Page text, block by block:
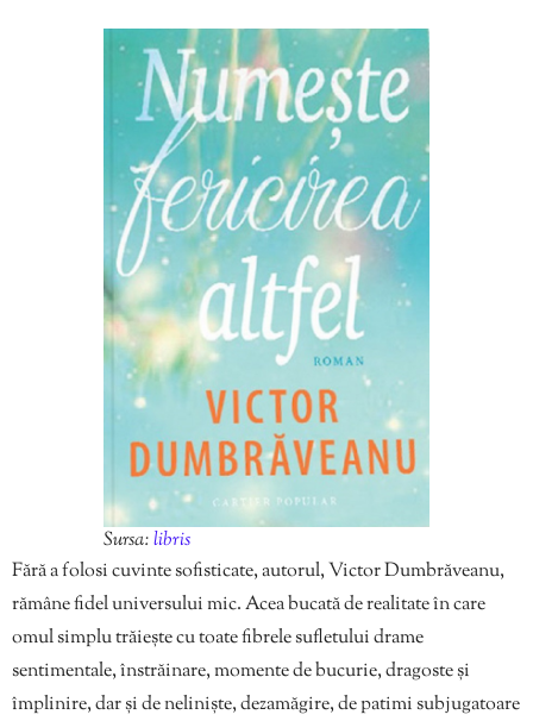
Sursa:libris
Fără a folosi cuvinte sofisticate, autorul, Victor Dumbrăveanu,
rămâne fidel universului mic. Acea bucată de realitate în care
omul simplu trăiește cu toate fibrele sufletului drame
sentimentale, înstrăinare, momente de bucurie, dragoste și
împlinire, dar și de neliniște, dezamăgire, de patimi subjugatoare